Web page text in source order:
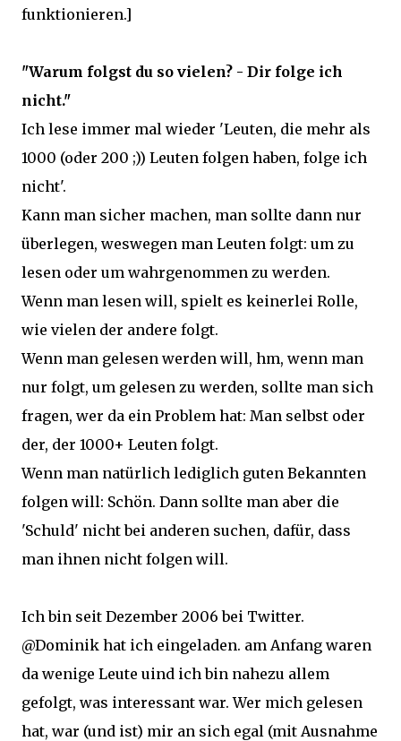
funktionieren.]
"Warum folgst du so vielen? - Dir folge ich
nicht."
Ich lese immer mal wieder 'Leuten, die mehr als
1000 (oder 200 ;)) Leuten folgen haben, folge ich
nicht'.
Kann man sicher machen, man sollte dann nur
überlegen, weswegen man Leuten folgt: um zu
lesen oder um wahrgenommen zu werden.
Wenn man lesen will, spielt es keinerlei Rolle,
wie vielen der andere folgt.
Wenn man gelesen werden will, hm, wenn man
nur folgt, um gelesen zu werden, sollte man sich
fragen, wer da ein Problem hat: Man selbst oder
der, der 1000+ Leuten folgt.
Wenn man natürlich lediglich guten Bekannten
folgen will: Schön. Dann sollte man aber die
'Schuld' nicht bei anderen suchen, dafür, dass
man ihnen nicht folgen will.
Ich bin seit Dezember 2006 bei Twitter.
@Dominik hat ich eingeladen. am Anfang waren
da wenige Leute uind ich bin nahezu allem
gefolgt, was interessant war. Wer mich gelesen
hat, war (und ist) mir an sich egal (mit Ausnahme